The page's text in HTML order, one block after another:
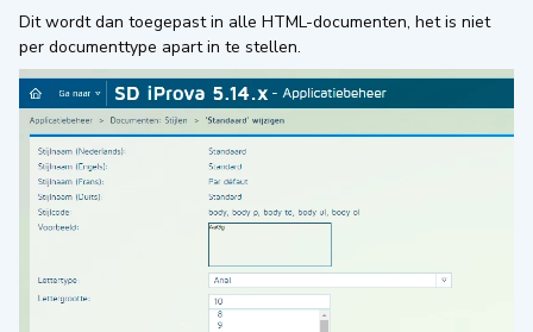
Dit wordt dan toegepast in alle HTML-documenten, het is niet
per documenttype apart in te stellen.